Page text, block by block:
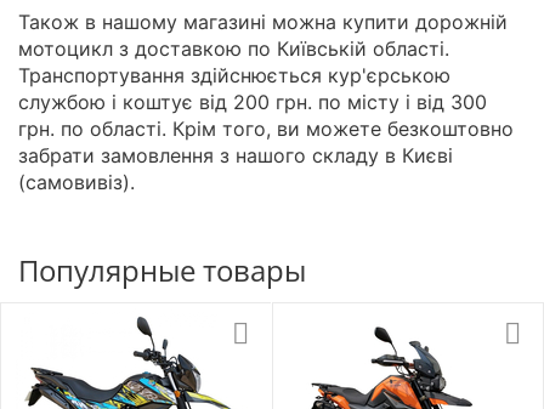
Також в нашому магазині можна купити дорожній
мотоцикл з доставкою по Київській області.
Транспортування здійснюється кур'єрською
службою і коштує від 200 грн. по місту і від 300
грн. по області. Крім того, ви можете безкоштовно
забрати замовлення з нашого складу в Києві
(самовивіз).
Популярные товары